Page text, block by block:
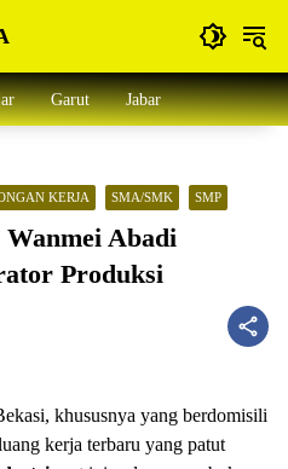
Garut Jabar
KERJA SMA/SMK SMP
Abadi
Produksi
khususnya yang berdomisili
kerja terbaru yang patut